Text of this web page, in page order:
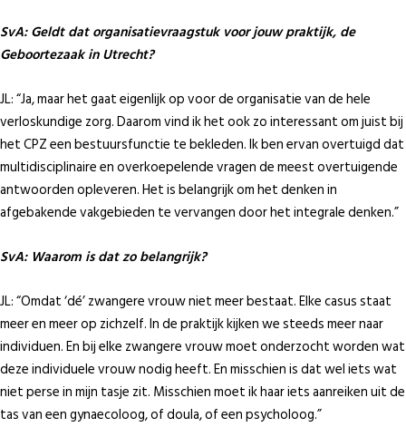
SvA: Geldt dat organisatievraagstuk voor jouw praktijk, de
Geboortezaak in Utrecht?
JL: “Ja, maar het gaat eigenlijk op voor de organisatie van de hele
verloskundige zorg. Daarom vind ik het ook zo interessant om juist bij
het CPZ een bestuursfunctie te bekleden. Ik ben ervan overtuigd dat
multidisciplinaire en overkoepelende vragen de meest overtuigende
antwoorden opleveren. Het is belangrijk om het denken in
afgebakende vakgebieden te vervangen door het integrale denken.”
SvA: Waarom is dat zo belangrijk?
JL: “Omdat ‘dé’ zwangere vrouw niet meer bestaat. Elke casus staat
meer en meer op zichzelf. In de praktijk kijken we steeds meer naar
individuen. En bij elke zwangere vrouw moet onderzocht worden wat
deze individuele vrouw nodig heeft. En misschien is dat wel iets wat
niet perse in mijn tasje zit. Misschien moet ik haar iets aanreiken uit de
tas van een gynaecoloog, of doula, of een psycholoog.”